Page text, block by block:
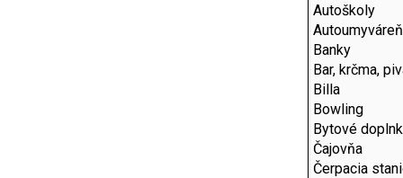
Autoškoly
Autoumyváreň
Banky
Bar, krčma,
Billa
Bowling
Bytové
Čajovňa
Čerpacia